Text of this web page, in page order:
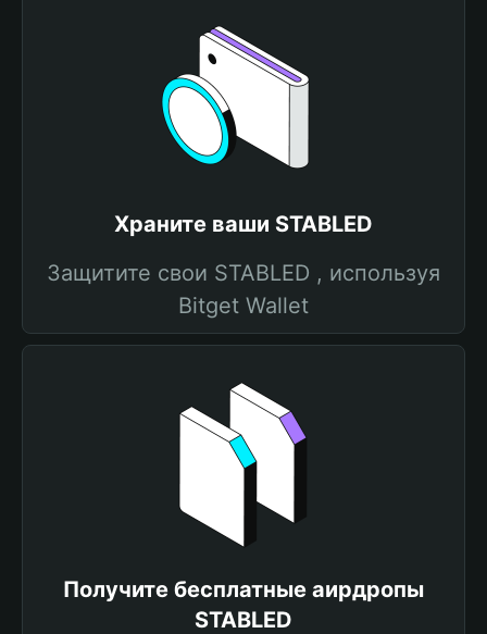
Храните ваши STABLED
Защитите свои STABLED , используя
Bitget Wallet
Получите бесплатные аирдропы
STABLED